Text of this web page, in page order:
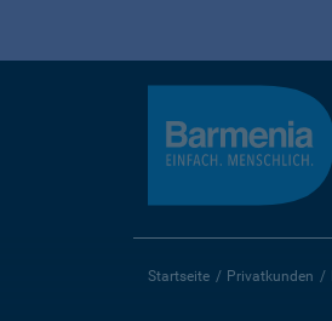
Startseite Privatkunden